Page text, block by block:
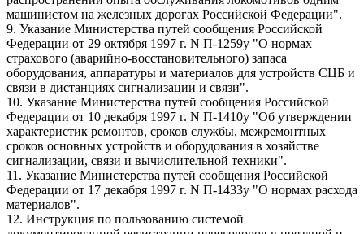
машинистом на железных дорогах Российской Федерации".
9. Указание Министерства путей сообщения Российской
Федерации от 29 октября 1997 г. N П-1259у "О нормах
страхового (аварийно-восстановительного) запаса
оборудования, аппаратуры и материалов для устройств СЦБ и
связи в дистанциях сигнализации и связи".
10. Указание Министерства путей сообщения Российской
Федерации от 10 декабря 1997 г. N П-1410у "Об утверждении
характеристик ремонтов, сроков службы, межремонтных
сроков основных устройств и оборудования в хозяйстве
сигнализации, связи и вычислительной техники".
11. Указание Министерства путей сообщения Российской
Федерации от 17 декабря 1997 г. N П-1433у "О нормах расхода
материалов".
12. Инструкция по пользованию системой